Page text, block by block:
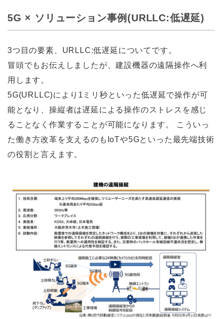
5G × ソリューション事例(URLLC:低遅延)
3つ目の要素、URLLC:低遅延についてです。
冒頭でもお伝えしましたが、建設機器の遠隔操作へ利
用します。
5G(URLLC)により1ミリ秒といった低遅延で操作が可
能となり、操縦者は遅延による操作のストレスを感じ
ることなく作業することが可能になります。 こういっ
た働き方改革を支えるのもIoTや5Gといった最先端技術
の役割と言えます。